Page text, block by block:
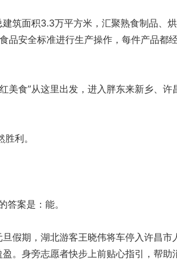
筑面积3.3万平方米，汇聚熟食制品、
品安全标准进行生产操作，每件产品都
食”从这里出发，进入胖东来新乡、许
利。
案是：能。
假期，湖北游客王晓伟将车停入许昌市
。身旁志愿者快步上前贴心指引，帮助